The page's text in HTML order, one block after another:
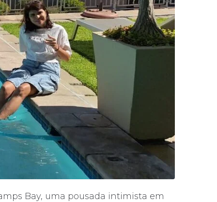
Bay, uma pousada intimista em